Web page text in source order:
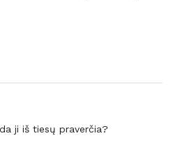
ji iš tiesų praverčia?